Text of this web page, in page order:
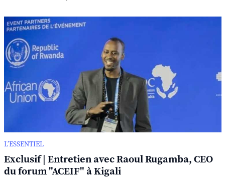
L’ESSENTIEL
Exclusif | Entretien avec Raoul Rugamba, CEO
du forum "ACEIF" à Kigali